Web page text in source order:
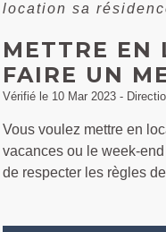
location sa
METTRE EN
FAIRE UN
Vérifié le 10 Mar 2023 -
Vous voulez mettre en
vacances ou le week-
de respecter les règles